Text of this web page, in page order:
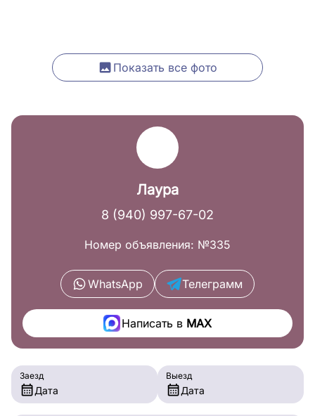
Показать все фото
Лаура
8 (940) 997-67-02
Номер объявления: №335
WhatsApp Телеграмм
Написать вMAX
Заезд
Дата
Выезд
Дата